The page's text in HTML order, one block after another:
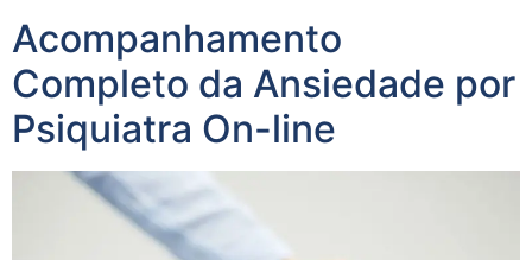
Acompanhamento
Completo da Ansiedade por
Psiquiatra On-line